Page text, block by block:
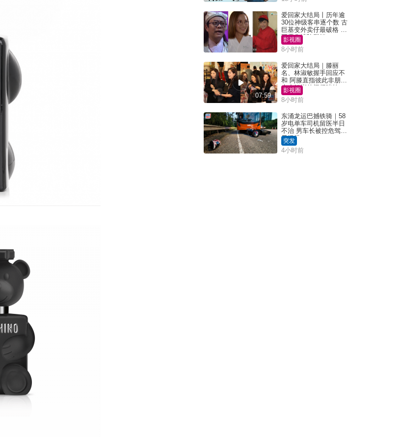
爱回家大结局丨历年逾
30位神级客串逐个数 古
巨基变外卖仔最破格 欧
阳震华情陷群姐
影视圈
8小时前
07:59
爱回家大结局｜滕丽
名、林淑敏握手回应不
和 阿滕直指彼此非朋友
大小姐指传闻得啖笑
影视圈
8小时前
东涌龙运巴撼铁骑｜58
岁电单车司机留医半日
不治 男车长被控危驾今
早提堂
突发
4小时前